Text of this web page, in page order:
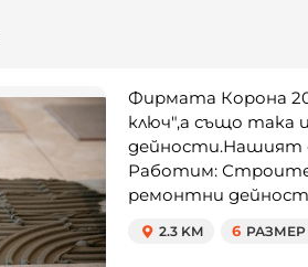
Фирмата Корона
ключ",а също така
дейности.Нашият
Работим:
ремонтни
2.3 KM 6